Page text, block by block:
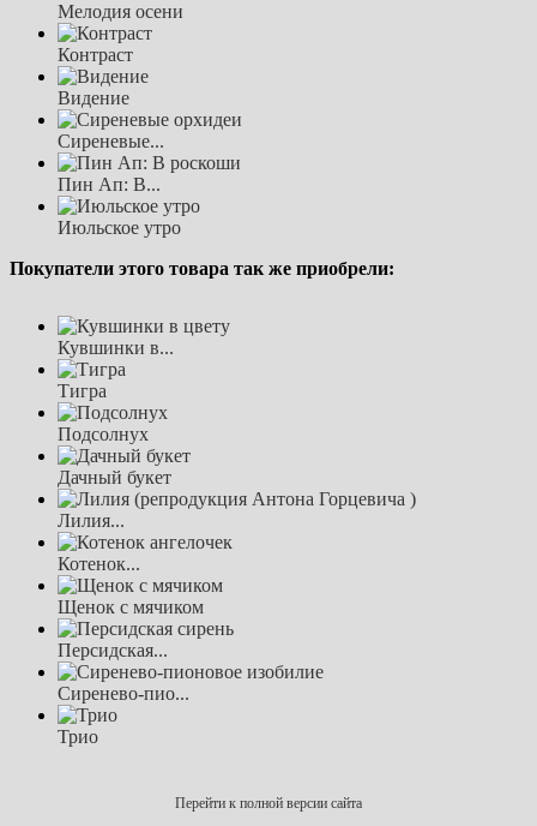
Мелодия осени
Контраст
Видение
Сиреневые...
Пин Ап: В...
Июльское утро
Покупатели этого товара так же приобрели:
Кувшинки в...
Тигра
Подсолнух
Дачный букет
Лилия...
Котенок...
Щенок с мячиком
Персидская...
Сиренево-пио...
Трио
Перейти к полной версии сайта